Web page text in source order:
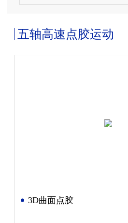
五轴高速点胶运动
3D曲面点胶